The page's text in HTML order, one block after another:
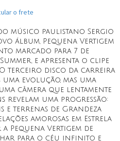
o frete
músico paulistano Sergio
álbum, Pequena Vertigem
marcado para 7 de
e apresenta o clipe
O terceiro disco da carreira
evolução, mas uma
câmera que lentamente
revelam uma progressão:
e terrenas de Grandeza
amorosas em Estrela
a Pequena Vertigem de
para o céu infinito e